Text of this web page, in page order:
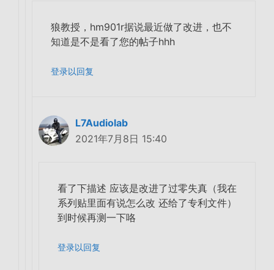
狼教授，hm901r据说最近做了改进，也不
知道是不是看了您的帖子hhh
登录以回复
L7Audiolab
2021年7月8日 15:40
看了下描述 应该是改进了过零失真（我在
系列贴里面有说怎么改 还给了专利文件）
到时候再测一下咯
登录以回复